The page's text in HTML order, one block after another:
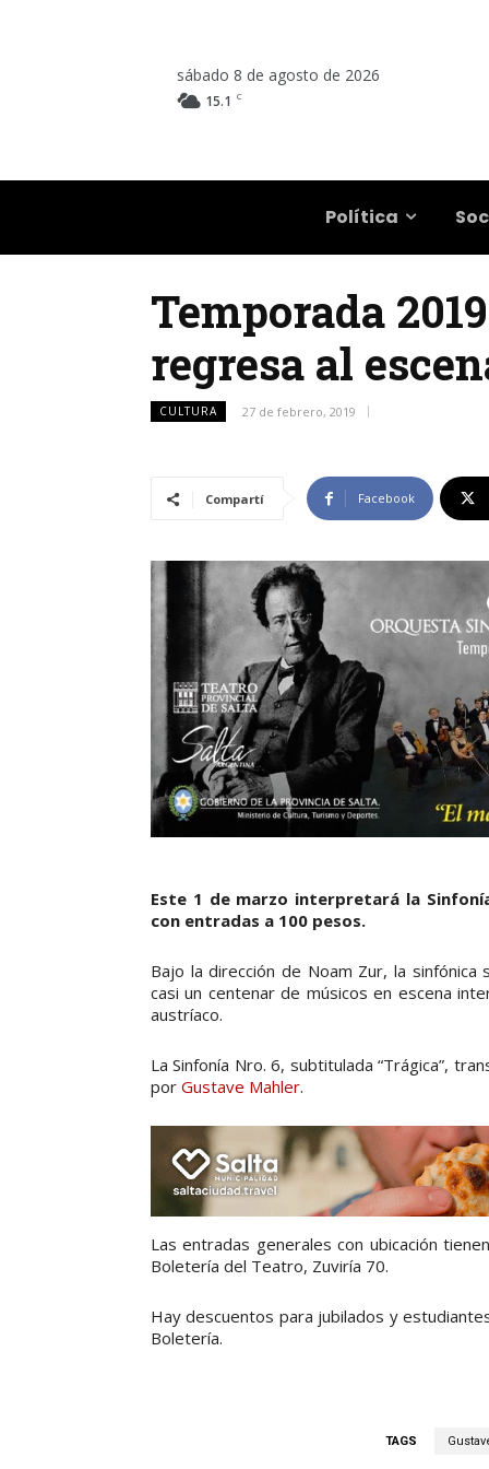
sábado 8 de agosto de 2026
15.1 C
Política
Temporada
regresa al
CULTURA 27 de febrero, 2019
Compartí Facebook
Este 1 de marzo interpretará la
con entradas a 100 pesos.
Bajo la dirección de Noam Zur, la
casi un centenar de músicos en escena
austríaco.
La Sinfonía Nro. 6, subtitulada “Trágica”,
por Gustave Mahler.
Las entradas generales con ubicación
Boletería del Teatro, Zuviría 70.
Hay descuentos para jubilados y
Boletería.
TAGS